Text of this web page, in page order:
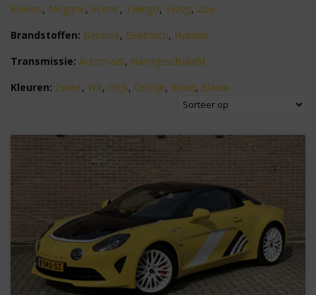
Koleos, Megane, Scenic, Twingo, Twizy, Zoe
Brandstoffen: Benzine, Elektrisch, Hybride
Transmissie: Automaat, Handgeschakeld
Kleuren: Zwart, Wit, Grijs, Oranje, Rood, Blauw